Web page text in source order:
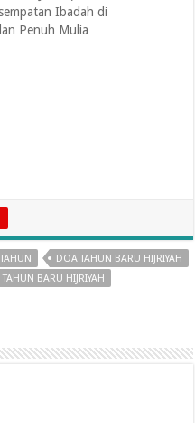
Ibadah di
Penuh Mulia
DOA TAHUN BARU HIJRIYAH
TAHUN BARU HIJRIYAH